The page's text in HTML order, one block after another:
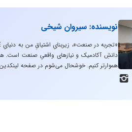

نویسنده: سیروان شیخی
دانشِ آکادمیک و نیازهای واقعیِ صنعت است.
هموارتر کنیم. خوشحال می‌شوم در صفحه